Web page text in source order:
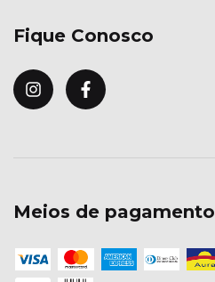
Fique Conosco
Meios de pagamento